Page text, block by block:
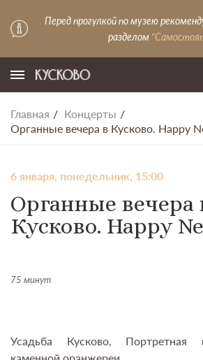
Перед прогулкой по музею
разделом
Главная
Концерты
Органные вечера в Кусково. Happy
6 января, понедельник, 15:00
Органные вечера
Кусково. Happy
75 минут
Усадьба Кусково, Портретная